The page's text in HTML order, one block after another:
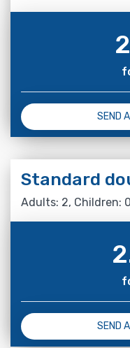
SEND
Standard
Adults: 2, Children: 0
SEND